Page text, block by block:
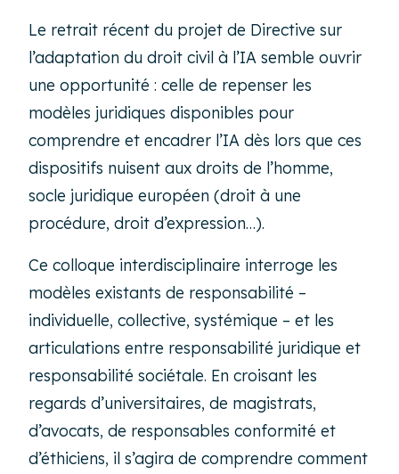
Le retrait récent du projet de Directive sur
l’adaptation du droit civil à l’IA semble ouvrir
une opportunité : celle de repenser les
modèles juridiques disponibles pour
comprendre et encadrer l’IA dès lors que ces
dispositifs nuisent aux droits de l’homme,
socle juridique européen (droit à une
procédure, droit d’expression…).
Ce colloque interdisciplinaire interroge les
modèles existants de responsabilité –
individuelle, collective, systémique – et les
articulations entre responsabilité juridique et
responsabilité sociétale. En croisant les
regards d’universitaires, de magistrats,
d’avocats, de responsables conformité et
d’éthiciens, il s’agira de comprendre comment